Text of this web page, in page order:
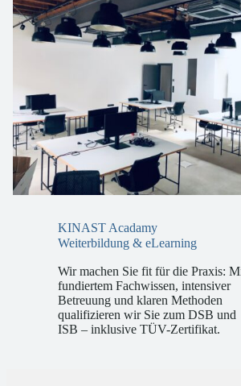
KINAST Acadamy
Wir machen Sie fit für die Praxis: Mit
fundiertem Fachwissen, intensiver
Betreuung und klaren Methoden
qualifizieren wir Sie zum DSB und